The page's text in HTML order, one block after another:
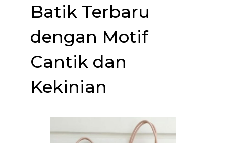
Batik Terbaru
dengan Motif
Cantik dan
Kekinian